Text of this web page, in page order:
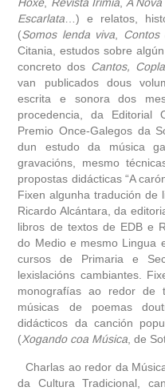
Escarlata …) e relatos,
(Somos lenda viva Contos
Citania, estudos sobre
concreto dos Cantos,
van publicados dous
escrita e sonora dos
procedencia, da Editorial
Premio Once-Galegos da
dun estudo da música
gravacións, mesmo
propostas didácticas “A
Fixen algunha tradución de
Ricardo Alcántara, da
libros de textos de EDB e
do Medio e mesmo Lingua
cursos de Primaria e
lexislacións cambiantes.
monografías ao redor de
músicas de poemas
didácticos da canción
(Xogando coa Música , de
Charlas ao redor da
da Cultura Tradicional,